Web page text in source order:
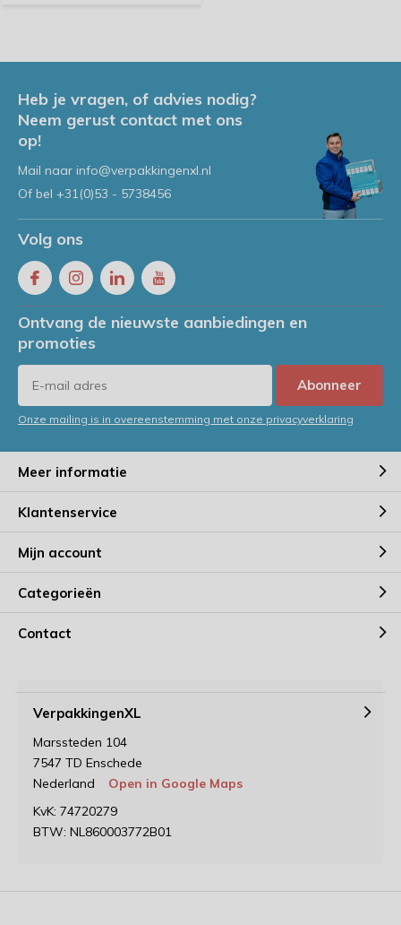
Heb je vragen, of advies nodig?
Neem gerust contact met ons
op!
Mail naar info@verpakkingenxl.nl
Of bel +31(0)53 - 5738456
Volg ons
Ontvang de nieuwste aanbiedingen en
promoties
Abonneer
Onze mailing is in overeenstemming met onze privacyverklaring
Meer informatie
Klantenservice
Mijn account
Categorieën
Contact
VerpakkingenXL
Marssteden 104
7547 TD Enschede
Nederland
Open in Google Maps
KvK: 74720279
BTW: NL860003772B01